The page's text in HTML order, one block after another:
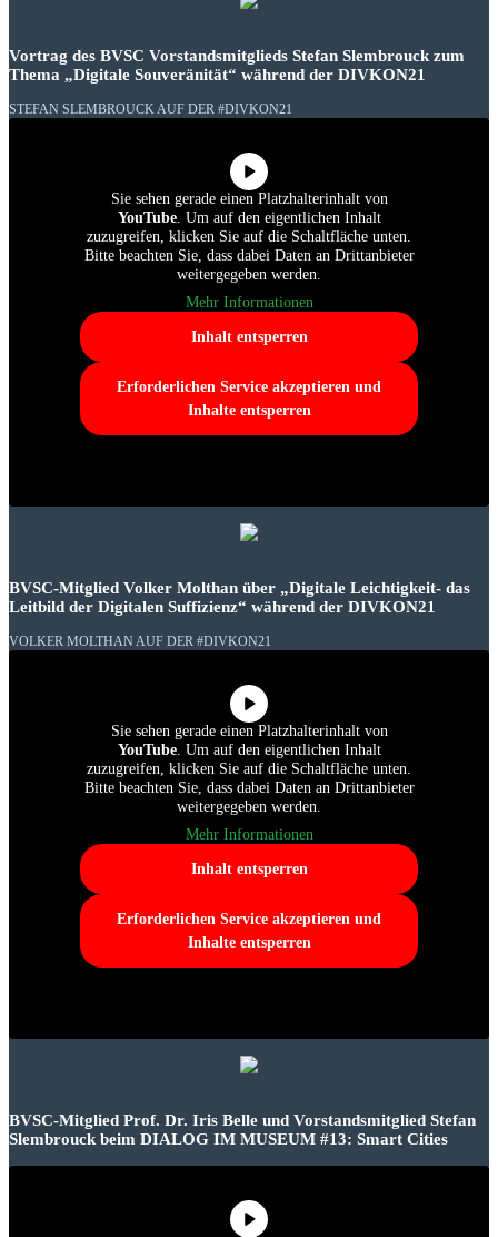
Vortrag des BVSC Vorstandsmitglieds Stefan Slembrouck zum
Thema „Digitale Souveränität“ während der DIVKON21
STEFAN SLEMBROUCK AUF DER #DIVKON21
Sie sehen gerade einen Platzhalterinhalt von
YouTube. Um auf den eigentlichen Inhalt
zuzugreifen, klicken Sie auf die Schaltfläche unten.
Bitte beachten Sie, dass dabei Daten an Drittanbieter
weitergegeben werden.
Mehr Informationen
Inhalt entsperren
Erforderlichen Service akzeptieren und
Inhalte entsperren
BVSC-Mitglied Volker Molthan über „Digitale Leichtigkeit- das
Leitbild der Digitalen Suffizienz“ während der DIVKON21
VOLKER MOLTHAN AUF DER #DIVKON21
Sie sehen gerade einen Platzhalterinhalt von
YouTube. Um auf den eigentlichen Inhalt
zuzugreifen, klicken Sie auf die Schaltfläche unten.
Bitte beachten Sie, dass dabei Daten an Drittanbieter
weitergegeben werden.
Mehr Informationen
Inhalt entsperren
Erforderlichen Service akzeptieren und
Inhalte entsperren
BVSC-Mitglied Prof. Dr. Iris Belle und Vorstandsmitglied Stefan
Slembrouck beim DIALOG IM MUSEUM #13: Smart Cities